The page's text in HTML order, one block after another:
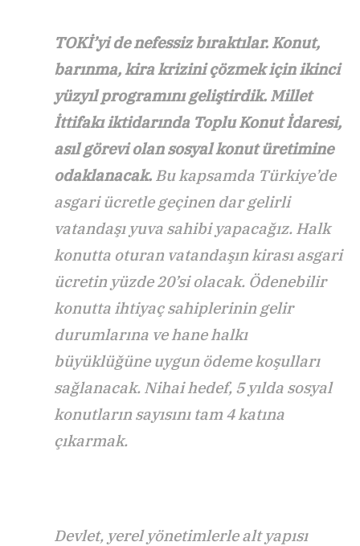
TOKİ’yi de nefessiz bıraktılar. Konut,
barınma, kira krizini çözmek için ikinci
yüzyıl programını geliştirdik. Millet
İttifakı iktidarında Toplu Konut İdaresi,
asıl görevi olan sosyal konut üretimine
odaklanacak. Bu kapsamda Türkiye’de
asgari ücretle geçinen dar gelirli
vatandaşı yuva sahibi yapacağız. Halk
konutta oturan vatandaşın kirası asgari
ücretin yüzde 20’si olacak. Ödenebilir
konutta ihtiyaç sahiplerinin gelir
durumlarına ve hane halkı
büyüklüğüne uygun ödeme koşulları
sağlanacak. Nihai hedef, 5 yılda sosyal
konutların sayısını tam 4 katına
çıkarmak.
Devlet, yerel yönetimlerle alt yapısı